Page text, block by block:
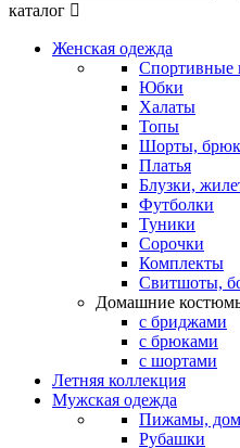
каталог 
Женская одежда
Спортивные
Юбки
Халаты
Топы
Шорты,
Платья
Блузки,
Футболки
Туники
Сорочки
Комплекты
Свитшоты,
Домашние
с бриджами
с брюками
с шортами
Летняя коллекция
Мужская одежда
Пижамы,
Рубашки